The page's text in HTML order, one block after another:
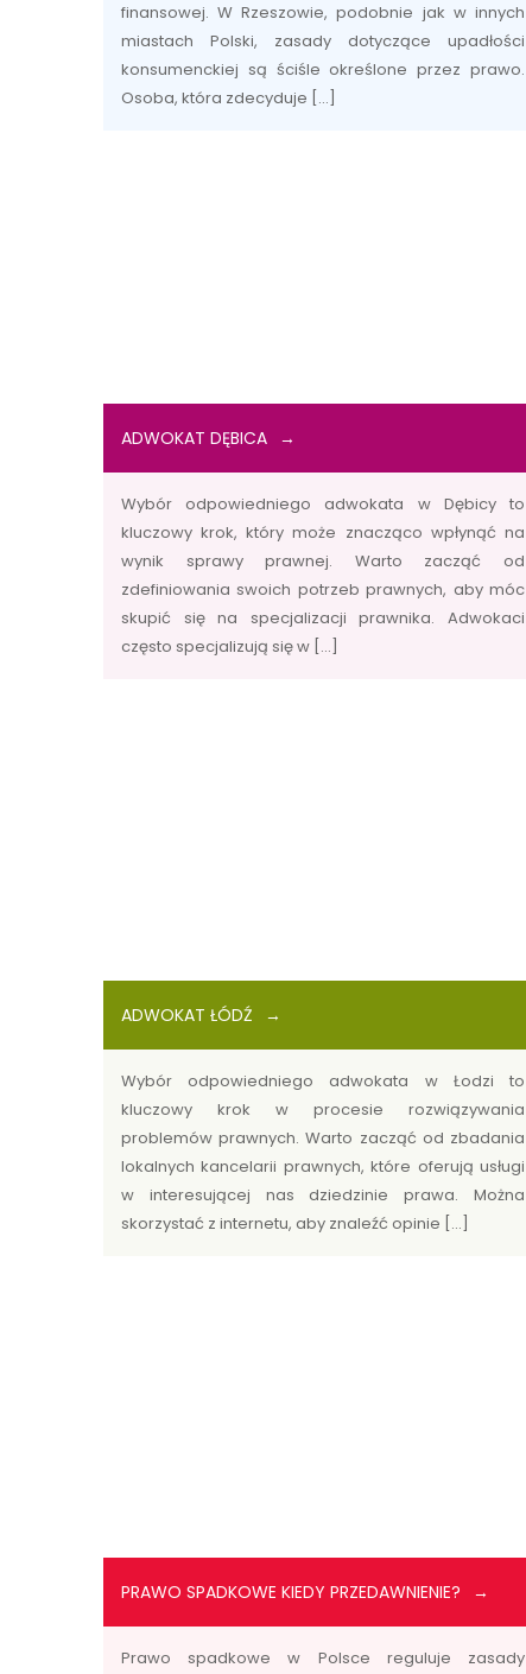
finansowej. W Rzeszowie, podobnie jak w innych
miastach Polski, zasady dotyczące upadłości
konsumenckiej są ściśle określone przez prawo.
Osoba, która zdecyduje […]
ADWOKAT DĘBICA
Wybór odpowiedniego adwokata w Dębicy to
kluczowy krok, który może znacząco wpłynąć na
wynik sprawy prawnej. Warto zacząć od
zdefiniowania swoich potrzeb prawnych, aby móc
skupić się na specjalizacji prawnika. Adwokaci
często specjalizują się w […]
ADWOKAT ŁÓDŹ
Wybór odpowiedniego adwokata w Łodzi to
kluczowy krok w procesie rozwiązywania
problemów prawnych. Warto zacząć od zbadania
lokalnych kancelarii prawnych, które oferują usługi
w interesującej nas dziedzinie prawa. Można
skorzystać z internetu, aby znaleźć opinie […]
PRAWO SPADKOWE KIEDY PRZEDAWNIENIE?
Prawo spadkowe w Polsce reguluje zasady